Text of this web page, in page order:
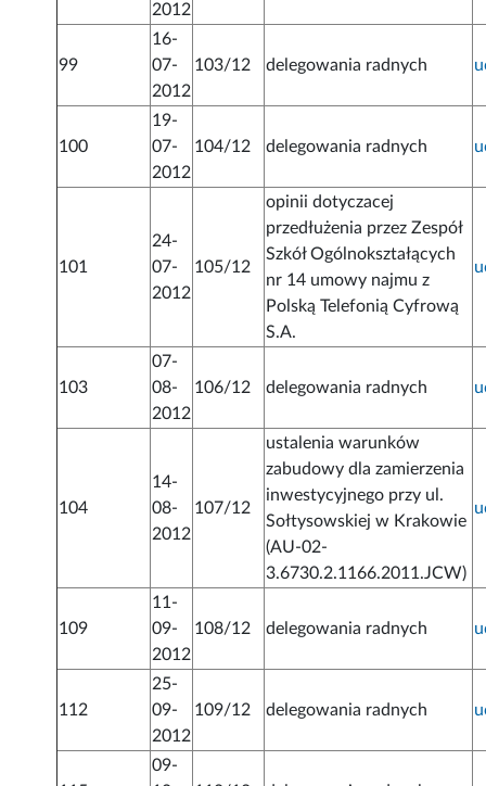
2012
99
16-
07-
2012
103/12 delegowania radnych
100
19-
07-
2012
104/12 delegowania radnych
101
24-
07-
2012
105/12
opinii dotyczacej
przedłużenia przez Zespół
Szkół Ogólnokształących
nr 14 umowy najmu z
Polską Telefonią Cyfrową
S.A.
103
07-
08-
2012
106/12 delegowania radnych
104
14-
08-
2012
107/12
ustalenia warunków
zabudowy dla zamierzenia
inwestycyjnego przy ul.
Sołtysowskiej w Krakowie
(AU-02-
3.6730.2.1166.2011.JCW)
109
11-
09-
2012
108/12 delegowania radnych
112
25-
09-
2012
109/12 delegowania radnych
09-